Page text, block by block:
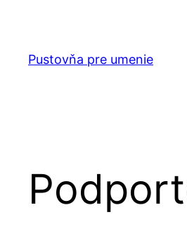
obsahPustovňa pre umenie